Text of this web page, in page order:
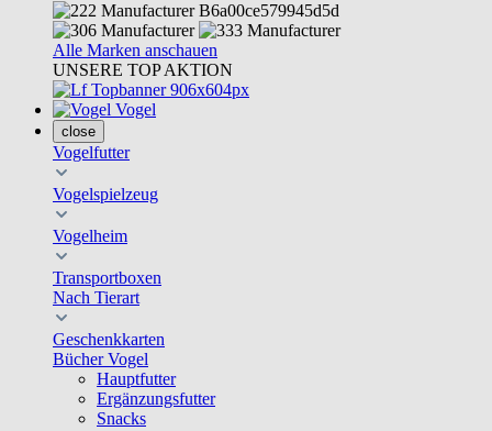
Alle Marken anschauen
UNSERE TOP AKTION
Vogel
close
Vogelfutter
Vogelspielzeug
Vogelheim
Transportboxen
Nach Tierart
Geschenkkarten
Bücher Vogel
Hauptfutter
Ergänzungsfutter
Snacks